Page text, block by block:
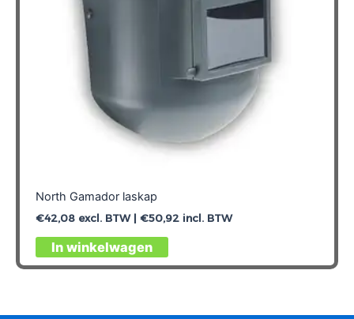
North Gamador laskap
€42,08excl. BTW | €50,92incl. BTW
In winkelwagen